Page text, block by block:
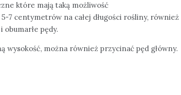
które mają taką możliwość
7 centymetrów na całej długości rośliny, również
obumarłe pędy.
wysokość, można również przycinać pęd główny.